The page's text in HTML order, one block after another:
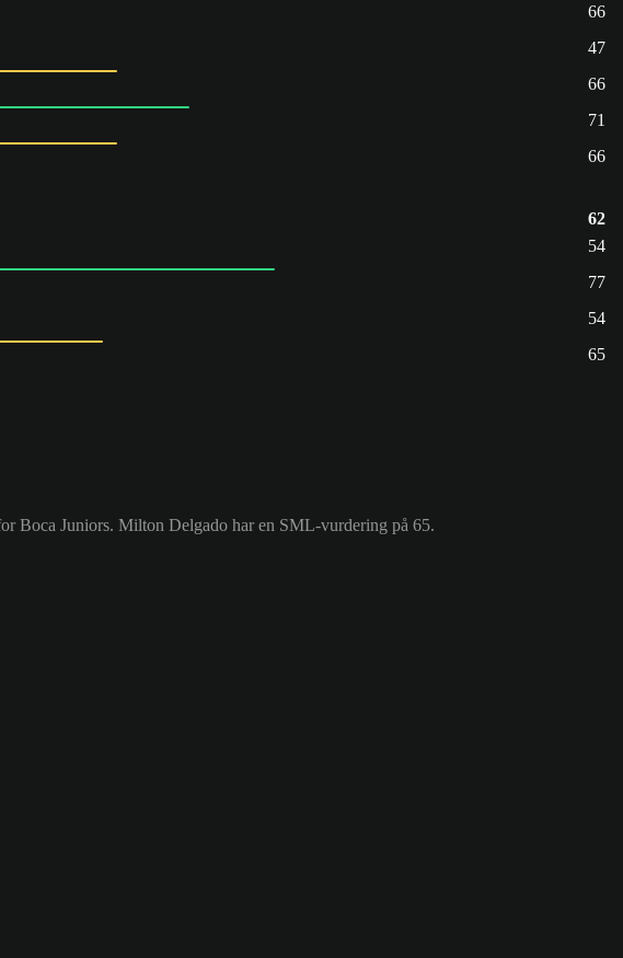
66
47
66
71
66
62
54
77
54
65
Boca Juniors. Milton Delgado har en SML-vurdering på 65.